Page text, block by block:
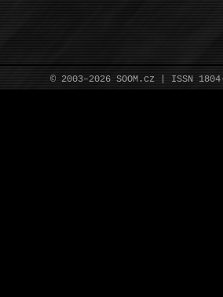
© 2003–2026 SOOM.cz | ISSN